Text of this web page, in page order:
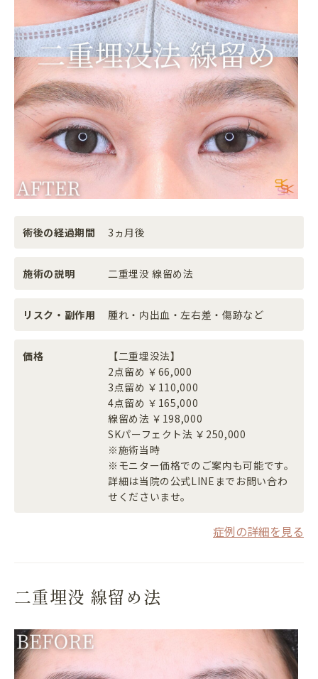
術後の経過期間 3ヵ月後
施術の説明 二重埋没 線留め法
リスク・副作用 腫れ・内出血・左右差・傷跡など
価格
【二重埋没法】
2点留め ￥66,000
3点留め ￥110,000
4点留め ￥165,000
線留め法 ￥198,000
SKパーフェクト法 ￥250,000
※施術当時
※モニター価格でのご案内も可能です。
詳細は当院の公式LINEまでお問い合わ
せくださいませ。
症例の詳細を見る
二重埋没 線留め法